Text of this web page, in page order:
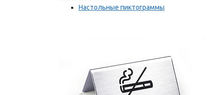
Настольные пиктограммы